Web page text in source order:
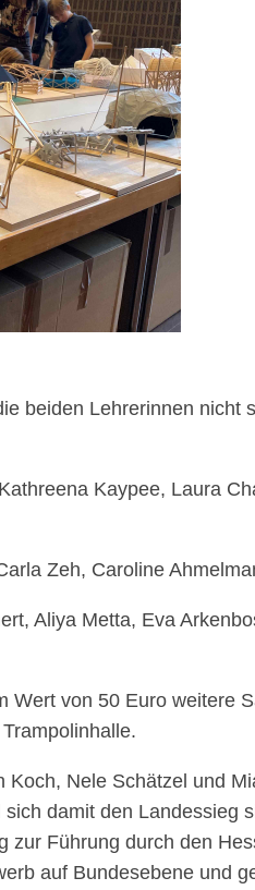
beiden Lehrerinnen nicht
Kaypee, Laura
Zeh, Caroline
Aliya Metta, Eva
Wert von 50 Euro weitere
Nele Schätzel und
damit den Landessieg
zur Führung durch den
auf Bundesebene und